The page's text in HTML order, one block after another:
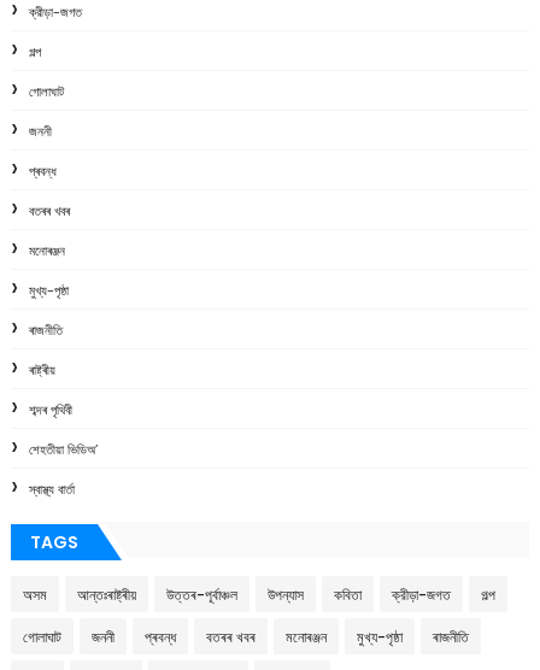
ক্রীড়া-জগত
গল্প
গোলাঘাট
জননী
প্ৰবন্ধ
বতৰৰ খবৰ
মনোৰঞ্জন
মুখ্য-পৃষ্ঠা
ৰাজনীতি
ৰাষ্ট্ৰীয়
শব্দৰ পৃথিবী
শেহতীয়া ভিডিঅ’
স্বাস্থ্য বাৰ্তা
TAGS
অসম আন্তঃৰাষ্ট্ৰীয় উত্তৰ-পূৰ্বাঞ্চল উপন্যাস কবিতা ক্রীড়া-জগত গল্প
গোলাঘাট জননী প্ৰবন্ধ বতৰৰ খবৰ মনোৰঞ্জন মুখ্য-পৃষ্ঠা ৰাজনীতি